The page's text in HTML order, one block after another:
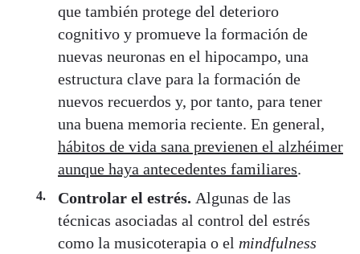
que también protege del deterioro
cognitivo y promueve la formación de
nuevas neuronas en el hipocampo, una
estructura clave para la formación de
nuevos recuerdos y, por tanto, para tener
una buena memoria reciente. En general,
hábitos de vida sana previenen el alzhéimer
aunque haya antecedentes familiares.
Controlar el estrés. Algunas de las
técnicas asociadas al control del estrés
como la musicoterapia o el mindfulness